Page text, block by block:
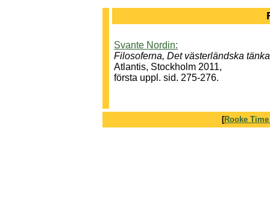
Svante Nordin:
Filosoferna, Det västerländska
Atlantis, Stockholm 2011,
första uppl. sid.
[Rooke